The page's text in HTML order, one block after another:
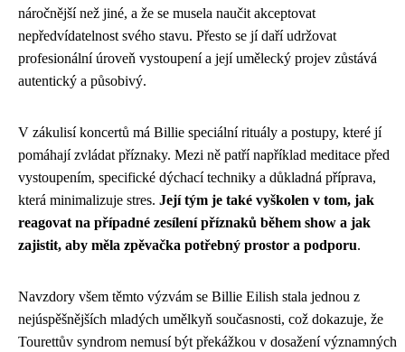
náročnější než jiné, a že se musela naučit akceptovat
nepředvídatelnost svého stavu. Přesto se jí daří udržovat
profesionální úroveň vystoupení a její umělecký projev zůstává
autentický a působivý.
V zákulisí koncertů má Billie speciální rituály a postupy, které jí
pomáhají zvládat příznaky. Mezi ně patří například meditace před
vystoupením, specifické dýchací techniky a důkladná příprava,
která minimalizuje stres. Její tým je také vyškolen v tom, jak
reagovat na případné zesílení příznaků během show a jak
zajistit, aby měla zpěvačka potřebný prostor a podporu.
Navzdory všem těmto výzvám se Billie Eilish stala jednou z
nejúspěšnějších mladých umělkyň současnosti, což dokazuje, že
Tourettův syndrom nemusí být překážkou v dosažení významných